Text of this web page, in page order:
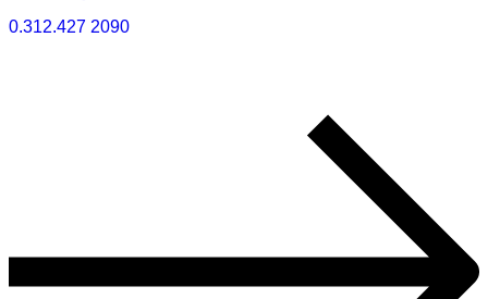
0.312.427 2090